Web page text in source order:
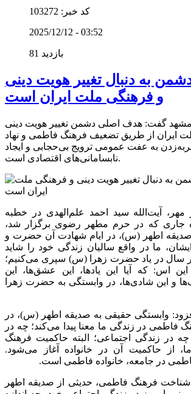
کد خبر: 103272
2025/12/12 - 03:52
81 بازدید
به دنبال تغییر هویت دینی
و فرهنگی ملت ایران است
گفت: هدف اصلی دشمن تغییر هویت دینی
ایران از طریق تضعیف فرهنگ فاطمی و نهاد
به عفت عمومی ترویج بی‌حجابی و ایجاد
نابسامانی‌های اقتصادی است.
مهر، آیت‌الله سید احمد علم‌الهدی در خطبه
آذر ماه جاری که در حرم مطهر رضوی برگزار شد،
صدیقه اطهر (س)، در ایام شهادت آن حضرت و
ما در واقع سالیان زندگی خود را شاید
سال در یاد حضرت زهرا (س) سپری می‌کنیم؛
اس: که آیا این یادها، این عشق‌ها، این
و این شادی‌ها، در وابستگی به حضرت زهرا
وابستگی حقیقی به صدیقه اطهر (س)، در
فاطمی در زندگی ما معنا پیدا می‌کند؛ چه در
در زندگی اجتماعی؛ البته حاکمیت فرهنگ
از حاکمیت آن در خانواده آغاز می‌شود.
در جامعه، خانواده فاطمی است.
شناخت فرهنگ فاطمی، حدیثی از صدیقه اطهر